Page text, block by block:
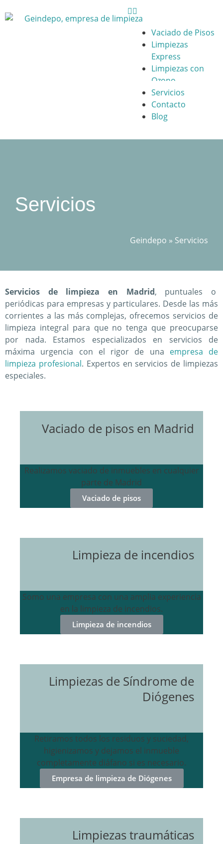
Vaciado de Pisos
Limpiezas
Express
Limpiezas con
Ozono
Servicios
Contacto
Blog
Servicios
Geindepo » Servicios
Servicios de limpieza en Madrid, puntuales o
periódicas para empresas y particulares. Desde las más
corrientes a las más complejas, ofrecemos servicios de
limpieza integral para que no tenga que preocuparse
por nada. Estamos especializados en servicios de
máxima urgencia con el rigor de una empresa de
limpieza profesional. Expertos en servicios de limpiezas
especiales.
Vaciado de pisos en Madrid
Realizamos vaciado de inmuebles en cualquier
parte de Madrid
Vaciado de pisos
Limpieza de incendios
Somo una empresa con una amplia experiencia
en la limpieza de incendios.
Limpieza de incendios
Limpiezas de Síndrome de
Diógenes
Retiramos todos los residuos y suciedad,
higienizamos y dejamos el inmueble
completamente diáfano si es necesario.
Empresa de limpieza de Diógenes
Limpiezas traumáticas